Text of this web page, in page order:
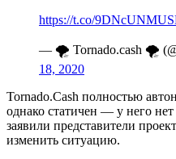
https://t.co/
— 🌪️ Tornado.cash 🌪️
18, 2020
Tornado.Cash полностью
однако статичен — у него
заявили представители
изменить ситуацию.